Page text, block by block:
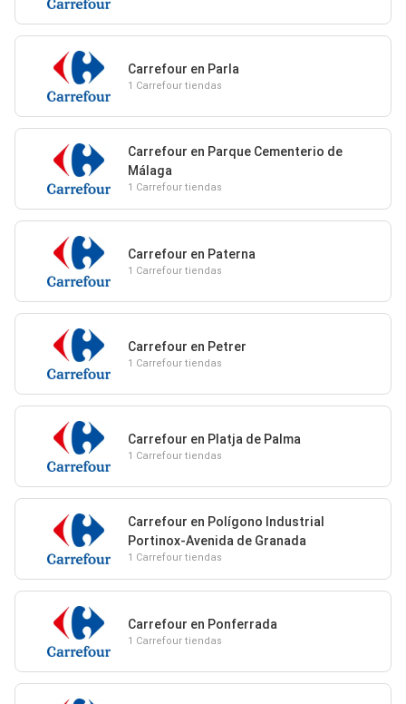
Carrefour en Parla
1 Carrefour tiendas
Carrefour en Parque Cementerio de
Málaga
1 Carrefour tiendas
Carrefour en Paterna
1 Carrefour tiendas
Carrefour en Petrer
1 Carrefour tiendas
Carrefour en Platja de Palma
1 Carrefour tiendas
Carrefour en Polígono Industrial
Portinox-Avenida de Granada
1 Carrefour tiendas
Carrefour en Ponferrada
1 Carrefour tiendas